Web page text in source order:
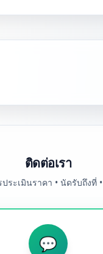
ติดต่อเรา
ระเมินราคา • นัดรับถึงที่
💬